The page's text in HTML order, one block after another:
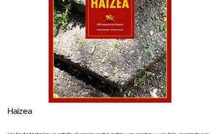
Haizea